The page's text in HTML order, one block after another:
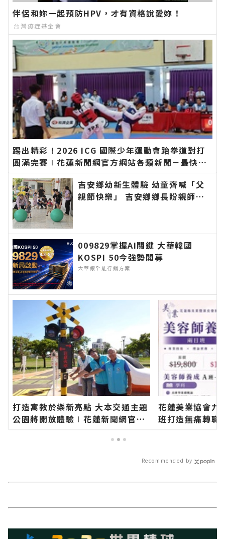
伴侶和妳一起預防HPV，才有資格說愛妳！
台灣癌症基金會
踢出精彩！2026 ICG 國際少年運動會跆拳道對打
圓滿完賽∣花蓮新聞網官方網站各類新聞－最快速
的今日新聞報導 最新的在地資訊！
吉安鄉幼新生體驗 幼童齊喊「父
親節快樂」 吉安鄉鄉長盼親師協
今日新聞報導 最新的在地資訊！
009829掌握AI關鍵 大華韓國
KOSPI 50今強勢開募
大華銀全能行銷方案
打造寓教於樂新亮點 大本交通主題
公園將開放體驗∣花蓮新聞網官方
網站各類新聞－最快速的今日新聞
花蓮美業協會九
班打造無痛轉職
學協助零基礎學
最新的在地資訊
Recommended by